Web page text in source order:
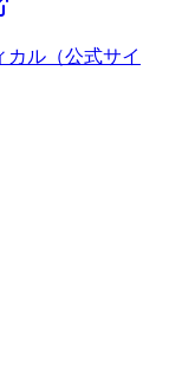
カル（公式サイ